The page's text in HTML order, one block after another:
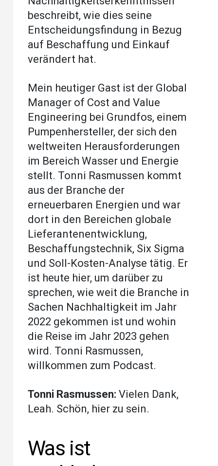
beschreibt, wie dies seine
Entscheidungsfindung in Bezug
auf Beschaffung und Einkauf
verändert hat.
Mein heutiger Gast ist der Global
Manager of Cost and Value
Engineering bei Grundfos, einem
Pumpenhersteller, der sich den
weltweiten Herausforderungen
im Bereich Wasser und Energie
stellt. Tonni Rasmussen kommt
aus der Branche der
erneuerbaren Energien und war
dort in den Bereichen globale
Lieferantenentwicklung,
Beschaffungstechnik, Six Sigma
und Soll-Kosten-Analyse tätig. Er
ist heute hier, um darüber zu
sprechen, wie weit die Branche in
Sachen Nachhaltigkeit im Jahr
2022 gekommen ist und wohin
die Reise im Jahr 2023 gehen
wird. Tonni Rasmussen,
willkommen zum Podcast.
Tonni Rasmussen: Vielen Dank,
Leah. Schön, hier zu sein.
Was ist